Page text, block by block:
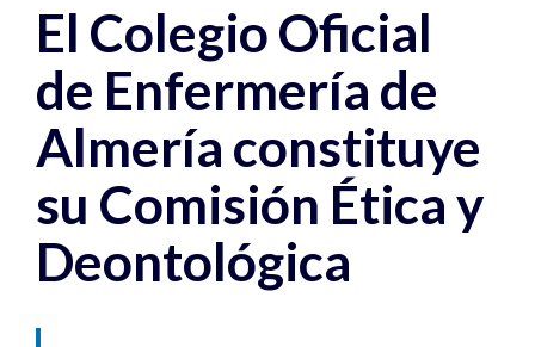
El Colegio Oficial
de Enfermería de
Almería constituye
su Comisión Ética y
Deontológica